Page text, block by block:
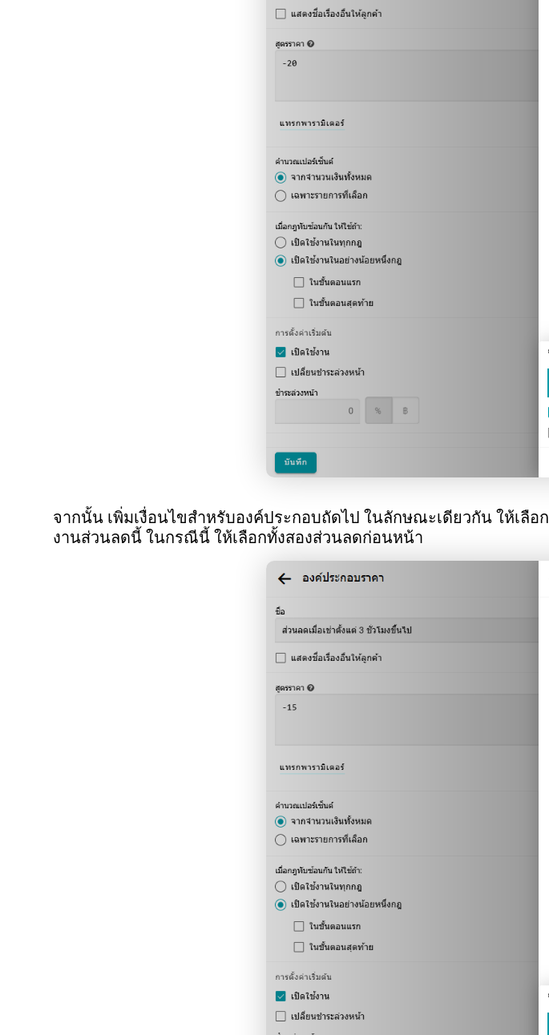
จากนั้น เพิ่มเงื่อนไขสำหรับองค์ประกอบถัดไป ในลักษณะเดียวกัน ให้เลือก
งานส่วนลดนี้ ในกรณีนี้ ให้เลือกทั้งสองส่วนลดก่อนหน้า